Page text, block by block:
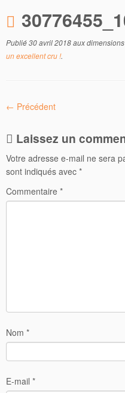
Publié30 avril 2018aux dimensions
un excellent cru !.
← Précédent
Laissez un
Votre adresse e-mail ne sera
sont indiqués avec *
Commentaire *
Nom *
E-mail *